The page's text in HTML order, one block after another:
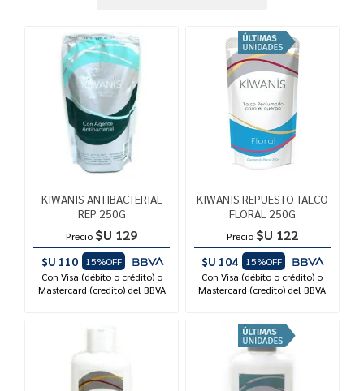
KIWANIS ANTIBACTERIAL
REP 250G
Precio $U 129
$U 110
15%OFF
Con Visa (débito o crédito) o
Mastercard (credito) del BBVA
KIWANIS REPUESTO TALCO
FLORAL 250G
Precio $U 122
$U 104
15%OFF
Con Visa (débito o crédito) o
Mastercard (credito) del BBVA